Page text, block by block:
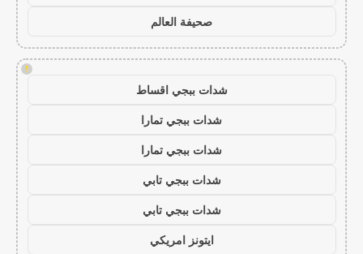
صحيفة العالم
!
شدات ببجي اقساط
شدات ببجي تمارا
شدات ببجي تمارا
شدات ببجي تابي
شدات ببجي تابي
ايتونز امريكي